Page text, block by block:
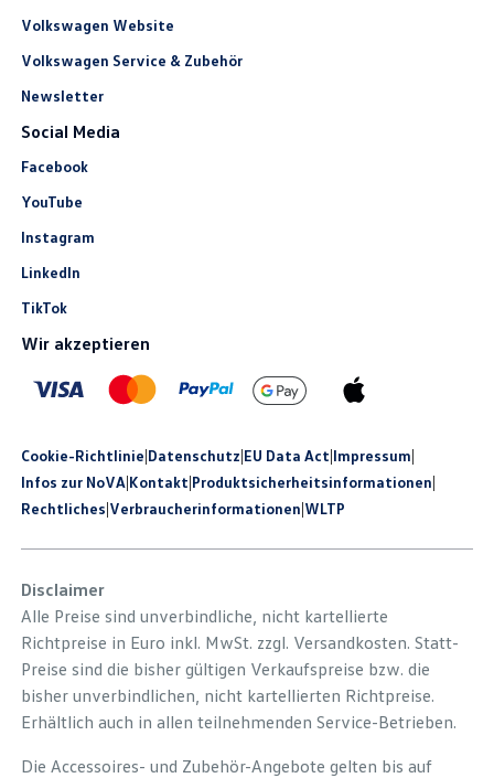
Volkswagen Website
Volkswagen Service & Zubehör
Newsletter
Social Media
Facebook
YouTube
Instagram
LinkedIn
TikTok
Wir akzeptieren
Cookie-Richtlinie|Datenschutz|EU Data Act|Impressum|
Infos zur NoVA|Kontakt|Produkt­sicherheits­informationen|
Rechtliches|Verbraucherinformationen|WLTP
Disclaimer
Alle Preise sind unverbindliche, nicht kartellierte
Richtpreise in Euro inkl. MwSt. zzgl. Versandkosten. Statt-
Preise sind die bisher gültigen Verkaufspreise bzw. die
bisher unverbindlichen, nicht kartellierten Richtpreise.
Erhältlich auch in allen teilnehmenden Service-Betrieben.
Die Accessoires- und Zubehör-Angebote gelten bis auf